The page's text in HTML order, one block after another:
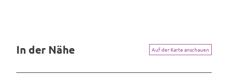
In der Nähe Auf der Karte anschauen